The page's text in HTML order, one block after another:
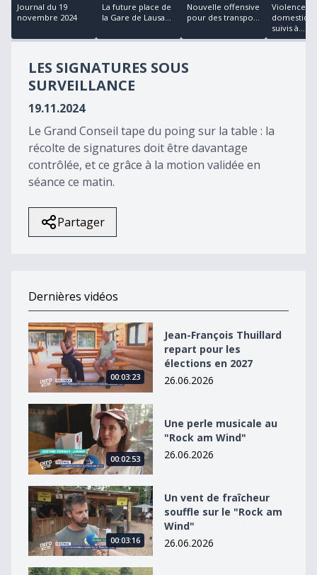
18
minutes,
seconds
Journal du 19
novembre 2024
La future place de
la Gare de Lausa...
Nouvelle offensive
pour des transpo...
Violences
suivis à...
LES SIGNATURES SOUS
SURVEILLANCE
19.11.2024
Le Grand Conseil tape du poing sur la table : la
récolte de signatures doit être davantage
contrôlée, et ce grâce à la motion validée en
séance ce matin.
Partager
Dernières vidéos
Jean-François Thuillard repart pour les élections en
00:03:23
Jean-François Thuillard
repart pour les
élections en 2027
26.06.2026
Une perle musicale au &quot;Rock am Wind&quot;
00:02:53
Une perle musicale au
"Rock am Wind"
26.06.2026
Un vent de fraîcheur souffle sur le &quot;Rock am
00:03:16
Un vent de fraîcheur
souffle sur le "Rock am
Wind"
26.06.2026